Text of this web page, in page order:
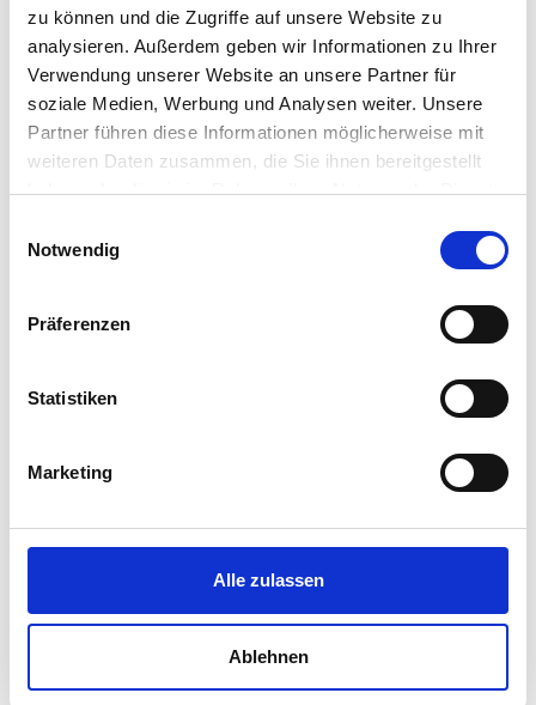
zu können und die Zugriffe auf unsere Website zu
analysieren. Außerdem geben wir Informationen zu Ihrer
Verwendung unserer Website an unsere Partner für
soziale Medien, Werbung und Analysen weiter. Unsere
Partner führen diese Informationen möglicherweise mit
weiteren Daten zusammen, die Sie ihnen bereitgestellt
haben oder die sie im Rahmen Ihrer Nutzung der Dienste
Notwendig
Präferenzen
Statistiken
Marketing
Alle zulassen
Ablehnen
2022 1653 € 2634 € 3616 €
2023 1600 € 2550 € 3500 €